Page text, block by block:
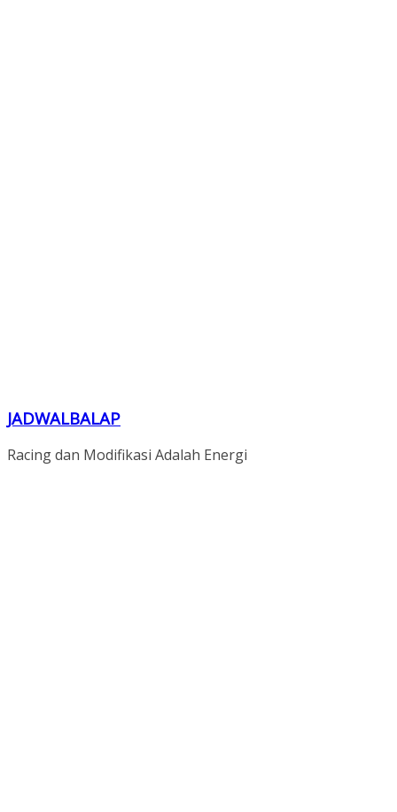
JADWALBALAP
Racing dan Modifikasi Adalah Energi